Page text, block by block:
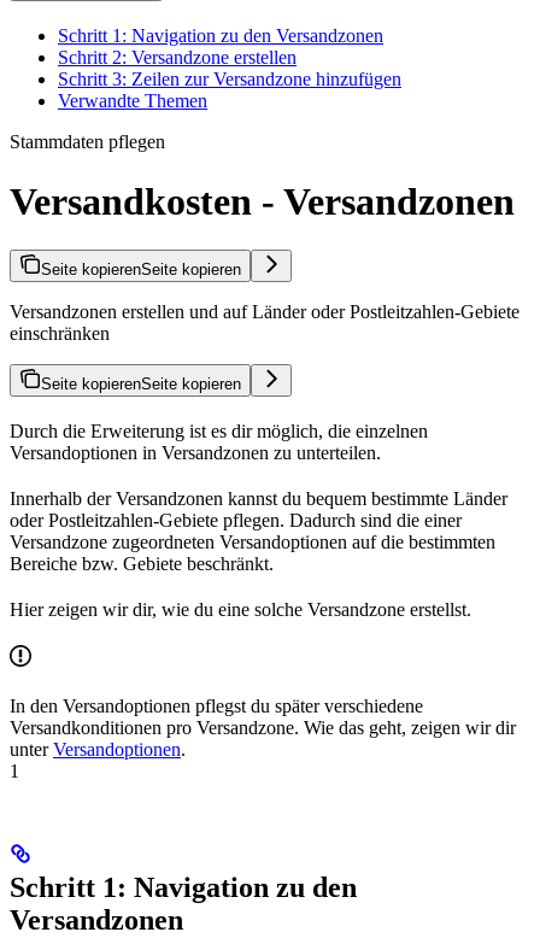
Schritt 1: Navigation zu den Versandzonen
Schritt 2: Versandzone erstellen
Schritt 3: Zeilen zur Versandzone hinzufügen
Verwandte Themen
Stammdaten pflegen
Versandkosten - Versandzonen
Seite kopierenSeite kopieren
Versandzonen erstellen und auf Länder oder Postleitzahlen-Gebiete
einschränken
Seite kopierenSeite kopieren
Durch die Erweiterung ist es dir möglich, die einzelnen
Versandoptionen in Versandzonen zu unterteilen.
Innerhalb der Versandzonen kannst du bequem bestimmte Länder
oder Postleitzahlen-Gebiete pflegen. Dadurch sind die einer
Versandzone zugeordneten Versandoptionen auf die bestimmten
Bereiche bzw. Gebiete beschränkt.
Hier zeigen wir dir, wie du eine solche Versandzone erstellst.
In den Versandoptionen pflegst du später verschiedene
Versandkonditionen pro Versandzone. Wie das geht, zeigen wir dir
unterVersandoptionen.
1
Schritt 1: Navigation zu den
Versandzonen